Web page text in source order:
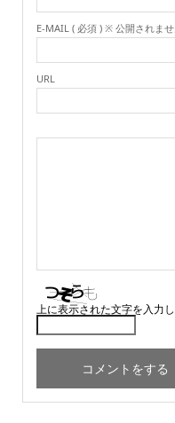
E-MAIL ( 必須 ) ※ 公開されま
URL
上に表示された文字を入力し